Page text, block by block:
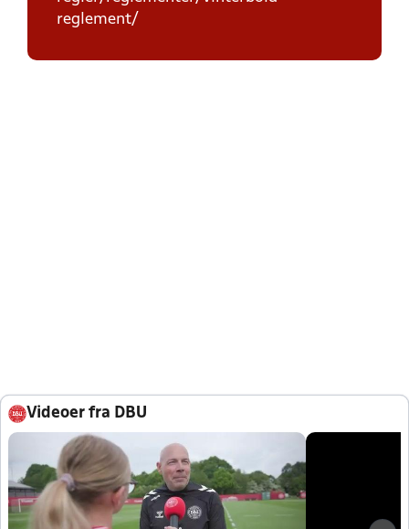
reglement/
Videoer fra DBU